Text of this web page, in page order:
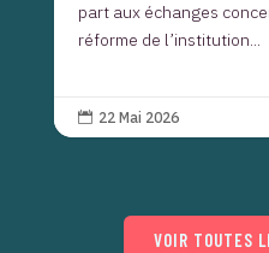
part aux échanges
réforme de l’institution...
 22 Mai 2026
VOIR TOUTES